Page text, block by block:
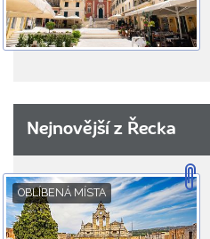
Nejnovější z Řecka
OBLÍBENÁ MÍSTA